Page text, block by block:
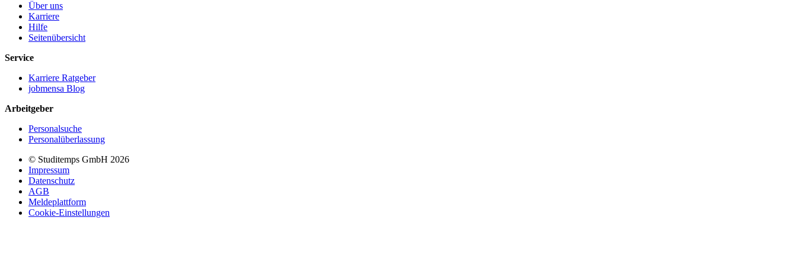
Über uns
Karriere
Hilfe
Seitenübersicht
Service
Karriere Ratgeber
jobmensa Blog
Arbeitgeber
Personalsuche
Personalüberlassung
© Studitemps GmbH 2026
Impressum
Datenschutz
AGB
Meldeplattform
Cookie-Einstellungen